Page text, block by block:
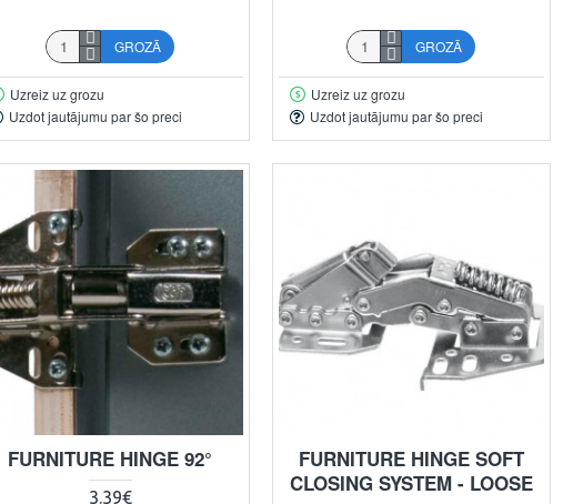
GROZĀ
Uzreiz uz grozu
Uzdot jautājumu par šo preci
GROZĀ
Uzreiz uz grozu
Uzdot jautājumu par šo preci
FURNITURE HINGE 92°
3.39€
FURNITURE HINGE SOFT
CLOSING SYSTEM - LOOSE